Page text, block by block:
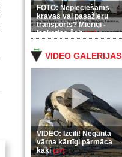
FOTO: Nepieciešams
kravas vai pasažieru
transports? Mierīgi -
ieskaties šeit(35)
VIDEO GALERIJAS
VIDEO: Izcili! Neganta
vārna kārtīgi pārmāca
kaķi(37)